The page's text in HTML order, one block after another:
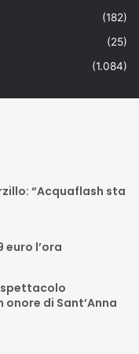
(182)
(25)
(1.084)
“Acquaflash sta
euro l’ora
spettacolo
di Sant’Anna